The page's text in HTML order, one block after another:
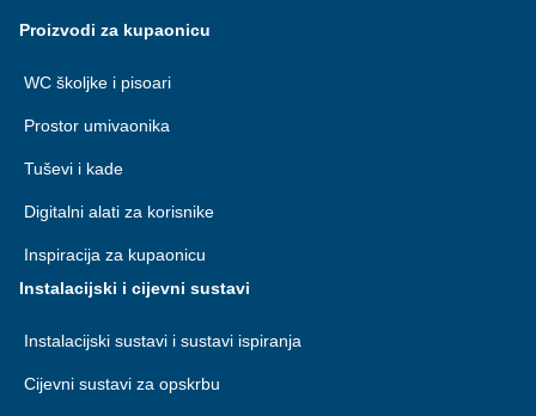
Proizvodi za kupaonicu
WC školjke i pisoari
Prostor umivaonika
Tuševi i kade
Digitalni alati za korisnike
Inspiracija za kupaonicu
Instalacijski i cijevni sustavi
Instalacijski sustavi i sustavi ispiranja
Cijevni sustavi za opskrbu